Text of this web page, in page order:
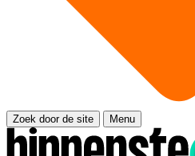
Zoek door de site Menu